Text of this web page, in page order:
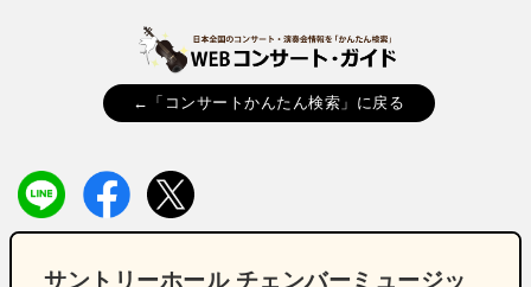
←「コンサートかんたん検索」に戻る
サントリーホール チェンバーミュージッ